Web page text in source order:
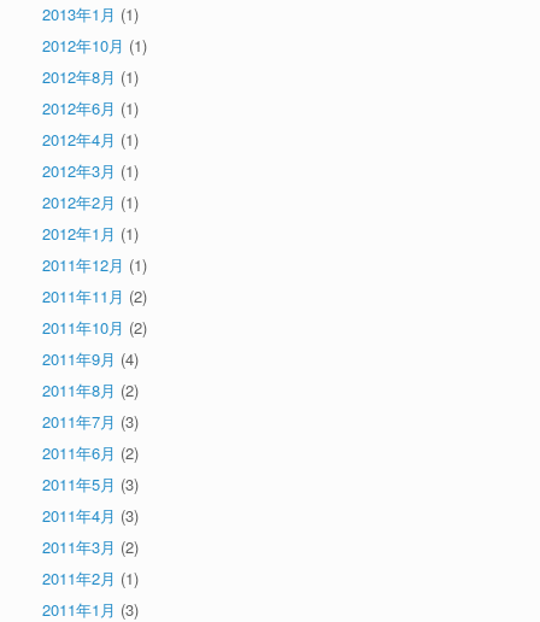
2013年1月 (1)
2012年10月 (1)
2012年8月 (1)
2012年6月 (1)
2012年4月 (1)
2012年3月 (1)
2012年2月 (1)
2012年1月 (1)
2011年12月 (1)
2011年11月 (2)
2011年10月 (2)
2011年9月 (4)
2011年8月 (2)
2011年7月 (3)
2011年6月 (2)
2011年5月 (3)
2011年4月 (3)
2011年3月 (2)
2011年2月 (1)
2011年1月 (3)